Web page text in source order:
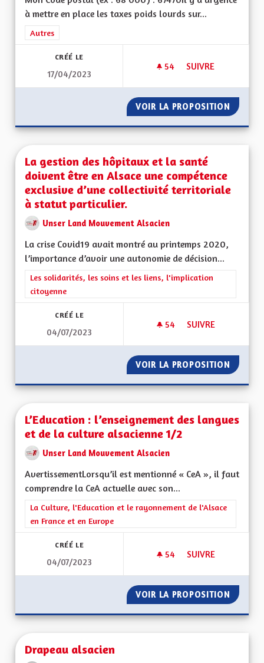
à mettre en place les taxes poids lourds sur...
Filtrer les résultats de la catégorie : Autres
Autres
CRÉÉ LE
17/04/2023
54 54 ABONNÉS
SUIVRE
VOIR LA PROPOSITION
La gestion des hôpitaux et la santé
doivent être en Alsace une compétence
exclusive d’une collectivité territoriale
à statut particulier.
Unser Land Mouvement Alsacien
La crise Covid19 avait montré au printemps 2020,
l’importance d’avoir une autonomie de décision...
Filtrer les résultats de la catégorie : Les solidarités, les soins
Les solidarités, les soins et les liens, l'implication
citoyenne
CRÉÉ LE
04/07/2023
54 54 ABONNÉS
SUIVRE
VOIR LA PROPOSITION LA
L’Education : l’enseignement des langues
et de la culture alsacienne 1/2
Unser Land Mouvement Alsacien
AvertissementLorsqu’il est mentionné « CeA », il faut
comprendre la CeA actuelle avec son...
Filtrer les résultats de la catégorie : La Culture, l'Education et
La Culture, l'Education et le rayonnement de l'Alsace
en France et en Europe
CRÉÉ LE
04/07/2023
54 54 ABONNÉS
SUIVRE
VOIR LA PROPOSITION
Drapeau alsacien